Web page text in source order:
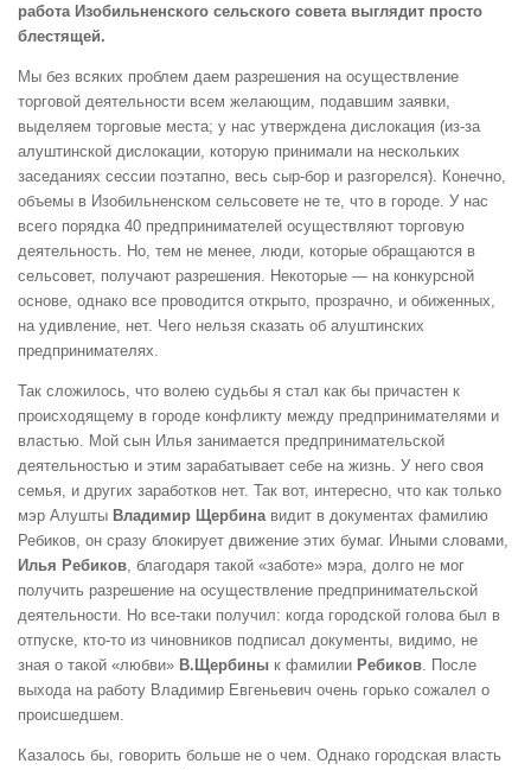
работа Изобильненского сельского совета выглядит просто
блестящей.
Мы без всяких проблем даем разрешения на осуществление
торговой деятельности всем желающим, подавшим заявки,
выделяем торговые места; у нас утверждена дислокация (из-за
алуштинской дислокации, которую принимали на нескольких
заседаниях сессии поэтапно, весь сыр-бор и разгорелся). Конечно,
объемы в Изобильненском сельсовете не те, что в городе. У нас
всего порядка 40 предпринимателей осуществляют торговую
деятельность. Но, тем не менее, люди, которые обращаются в
сельсовет, получают разрешения. Некоторые — на конкурсной
основе, однако все проводится открыто, прозрачно, и обиженных,
на удивление, нет. Чего нельзя сказать об алуштинских
предпринимателях.
Так сложилось, что волею судьбы я стал как бы причастен к
происходящему в городе конфликту между предпринимателями и
властью. Мой сын Илья занимается предпринимательской
деятельностью и этим зарабатывает себе на жизнь. У него своя
семья, и других заработков нет. Так вот, интересно, что как только
мэр Алушты Владимир Щербинавидит в документах фамилию
Ребиков, он сразу блокирует движение этих бумаг. Иными словами,
Илья Ребиков, благодаря такой «заботе» мэра, долго не мог
получить разрешение на осуществление предпринимательской
деятельности. Но все-таки получил: когда городской голова был в
отпуске, кто-то из чиновников подписал документы, видимо, не
зная о такой «любви» В.Щербины к фамилии Ребиков. После
выхода на работу Владимир Евгеньевич очень горько сожалел о
происшедшем.
Казалось бы, говорить больше не о чем. Однако городская власть